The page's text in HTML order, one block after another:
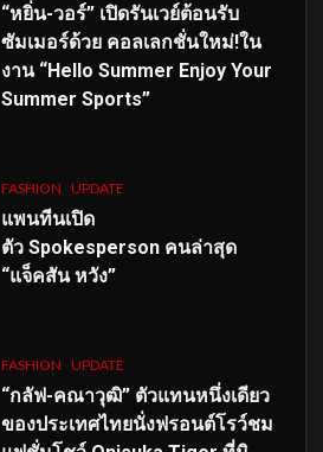
“หยิ่น-วอร์” เปิดรันเวย์ต้อนรับ
ซัมเมอร์ด้วย คอลเลกชั่นใหม่!ใน
งาน “Hello Summer Enjoy Your
Summer Sports”
FASHION UPDATE
แพนทีนเปิด
ตัว Spokesperson คนล่าสุด
“แจ็คสัน หวัง”
FASHION UPDATE
“กลัฟ-คณาวุฒิ” ตัวแทนหนึ่งเดียว
ของประเทศไทยนั่งฟรอนต์โรว์ชม